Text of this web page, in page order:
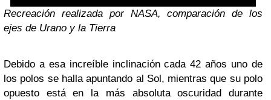
Recreación realizada por NASA, comparación de los
ejes de Urano y la Tierra
Debido a esa increíble inclinación cada 42 años uno de
los polos se halla apuntando al Sol, mientras que su polo
opuesto está en la más absoluta oscuridad durante